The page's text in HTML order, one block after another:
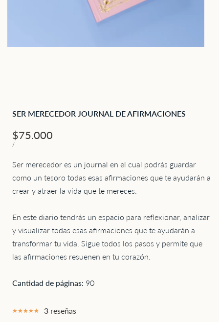
SER MERECEDOR JOURNAL DE AFIRMACIONES
Precio
de
$75.000
PRECIO
/POR
Ser merecedor es un journal en el cual podrás guardar
como un tesoro todas esas afirmaciones que te ayudarán a
crear y atraer la vida que te mereces.
En este diario tendrás un espacio para reflexionar, analizar
y visualizar todas esas afirmaciones que te ayudarán a
transformar tu vida. Sigue todos los pasos y permite que
las afirmaciones resuenen en tu corazón.
Cantidad de páginas: 90
3 reseñas